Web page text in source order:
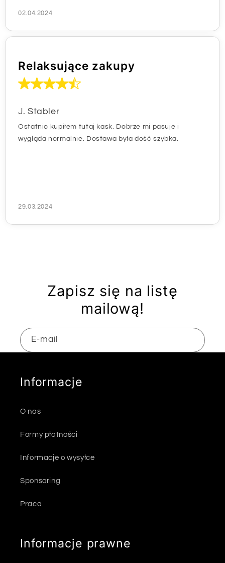
02.04.2024
Relaksujące zakupy
J. Stabler
Ostatnio kupiłem tutaj kask. Dobrze mi pasuje i
wygląda normalnie. Dostawa była dość szybka.
29.03.2024
Zapisz się na listę
mailową!
E-mail
Informacje
O nas
Formy płatności
Informacje o wysyłce
Sponsoring
Praca
Informacje prawne